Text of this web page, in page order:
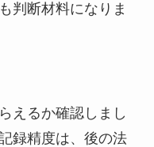
判断材料になりま
えるか確認しまし
録精度は、後の法